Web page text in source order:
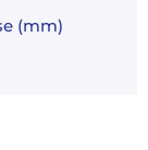
(mm)